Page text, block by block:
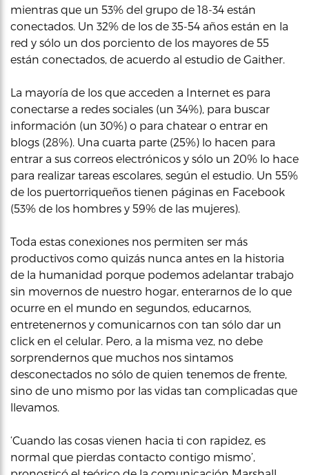
mientras que un 53% del grupo de 18-34 están
conectados. Un 32% de los de 35-54 años están en la
red y sólo un dos porciento de los mayores de 55
están conectados, de acuerdo al estudio de Gaither.
La mayoría de los que acceden a Internet es para
conectarse a redes sociales (un 34%), para buscar
información (un 30%) o para chatear o entrar en
blogs (28%). Una cuarta parte (25%) lo hacen para
entrar a sus correos electrónicos y sólo un 20% lo hace
para realizar tareas escolares, según el estudio. Un 55%
de los puertorriqueños tienen páginas en Facebook
(53% de los hombres y 59% de las mujeres).
Toda estas conexiones nos permiten ser más
productivos como quizás nunca antes en la historia
de la humanidad porque podemos adelantar trabajo
sin movernos de nuestro hogar, enterarnos de lo que
ocurre en el mundo en segundos, educarnos,
entretenernos y comunicarnos con tan sólo dar un
click en el celular. Pero, a la misma vez, no debe
sorprendernos que muchos nos sintamos
desconectados no sólo de quien tenemos de frente,
sino de uno mismo por las vidas tan complicadas que
llevamos.
‘Cuando las cosas vienen hacia ti con rapidez, es
normal que pierdas contacto contigo mismo’,